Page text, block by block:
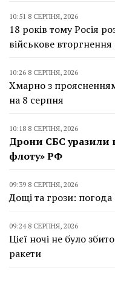
10:51 8 СЕРПНЯ, 2026
18 років тому Росія
військове вторгнення
10:26 8 СЕРПНЯ, 2026
Хмарно з
на 8 серпня
10:18 8 СЕРПНЯ, 2026
Дрони СБС уразили
флоту» РФ
09:39 8 СЕРПНЯ, 2026
Дощі та грози: погода
09:24 8 СЕРПНЯ, 2026
Цієї ночі не було
ракети